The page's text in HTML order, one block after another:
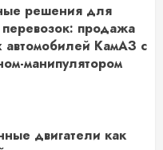
решения для
перевозок: продажа
автомобилей КамАЗ с
манипулятором
двигатели как